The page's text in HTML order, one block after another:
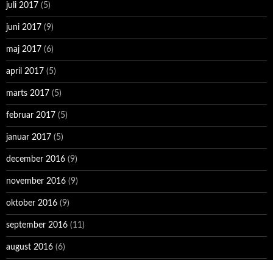
juli 2017 (5)
juni 2017 (9)
maj 2017 (6)
april 2017 (5)
marts 2017 (5)
februar 2017 (5)
januar 2017 (5)
december 2016 (9)
november 2016 (9)
oktober 2016 (9)
september 2016 (11)
august 2016 (6)